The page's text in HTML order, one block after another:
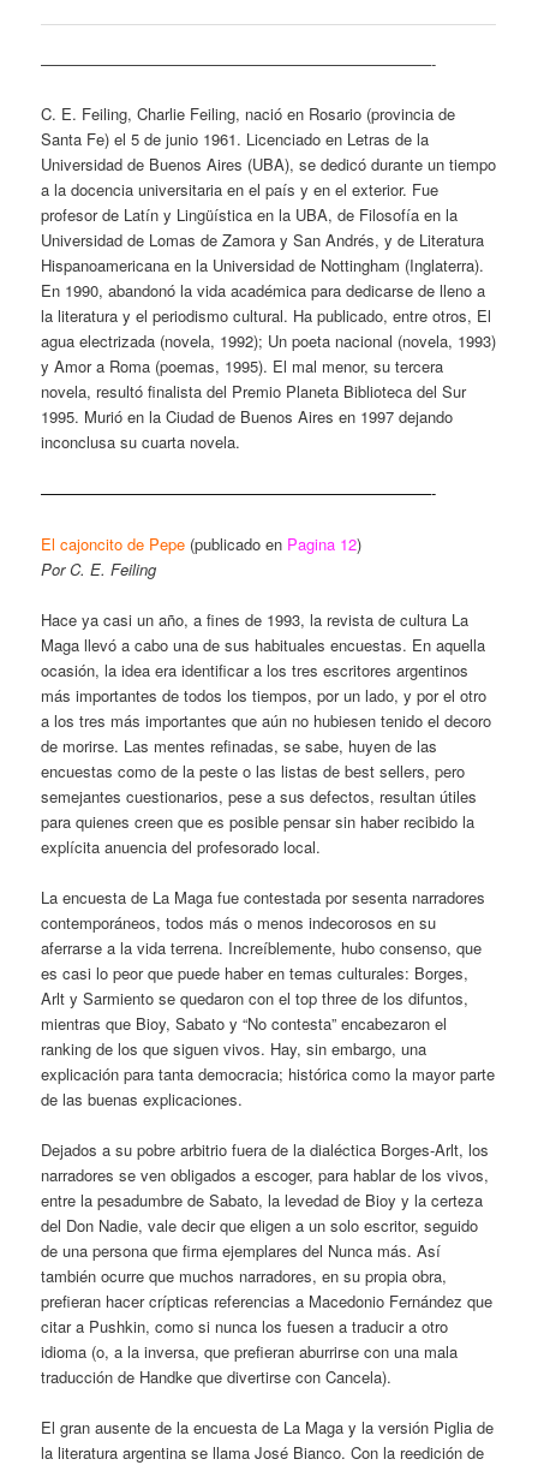
—————————————————————————-
C. E. Feiling, Charlie Feiling, nació en Rosario (provincia de
Santa Fe) el 5 de junio 1961. Licenciado en Letras de la
Universidad de Buenos Aires (UBA), se dedicó durante un tiempo
a la docencia universitaria en el país y en el exterior. Fue
profesor de Latín y Lingüística en la UBA, de Filosofía en la
Universidad de Lomas de Zamora y San Andrés, y de Literatura
Hispanoamericana en la Universidad de Nottingham (Inglaterra).
En 1990, abandonó la vida académica para dedicarse de lleno a
la literatura y el periodismo cultural. Ha publicado, entre otros, El
agua electrizada (novela, 1992); Un poeta nacional (novela, 1993)
y Amor a Roma (poemas, 1995). El mal menor, su tercera
novela, resultó finalista del Premio Planeta Biblioteca del Sur
1995. Murió en la Ciudad de Buenos Aires en 1997 dejando
inconclusa su cuarta novela.
—————————————————————————-
El cajoncito de Pepe (publicado en Pagina 12)
Por C. E. Feiling
Hace ya casi un año, a fines de 1993, la revista de cultura La
Maga llevó a cabo una de sus habituales encuestas. En aquella
ocasión, la idea era identificar a los tres escritores argentinos
más importantes de todos los tiempos, por un lado, y por el otro
a los tres más importantes que aún no hubiesen tenido el decoro
de morirse. Las mentes refinadas, se sabe, huyen de las
encuestas como de la peste o las listas de best sellers, pero
semejantes cuestionarios, pese a sus defectos, resultan útiles
para quienes creen que es posible pensar sin haber recibido la
explícita anuencia del profesorado local.
La encuesta de La Maga fue contestada por sesenta narradores
contemporáneos, todos más o menos indecorosos en su
aferrarse a la vida terrena. Increíblemente, hubo consenso, que
es casi lo peor que puede haber en temas culturales: Borges,
Arlt y Sarmiento se quedaron con el top three de los difuntos,
mientras que Bioy, Sabato y “No contesta” encabezaron el
ranking de los que siguen vivos. Hay, sin embargo, una
explicación para tanta democracia; histórica como la mayor parte
de las buenas explicaciones.
Dejados a su pobre arbitrio fuera de la dialéctica Borges-Arlt, los
narradores se ven obligados a escoger, para hablar de los vivos,
entre la pesadumbre de Sabato, la levedad de Bioy y la certeza
del Don Nadie, vale decir que eligen a un solo escritor, seguido
de una persona que firma ejemplares del Nunca más. Así
también ocurre que muchos narradores, en su propia obra,
prefieran hacer crípticas referencias a Macedonio Fernández que
citar a Pushkin, como si nunca los fuesen a traducir a otro
idioma (o, a la inversa, que prefieran aburrirse con una mala
traducción de Handke que divertirse con Cancela).
El gran ausente de la encuesta de La Maga y la versión Piglia de
la literatura argentina se llama José Bianco. Con la reedición de